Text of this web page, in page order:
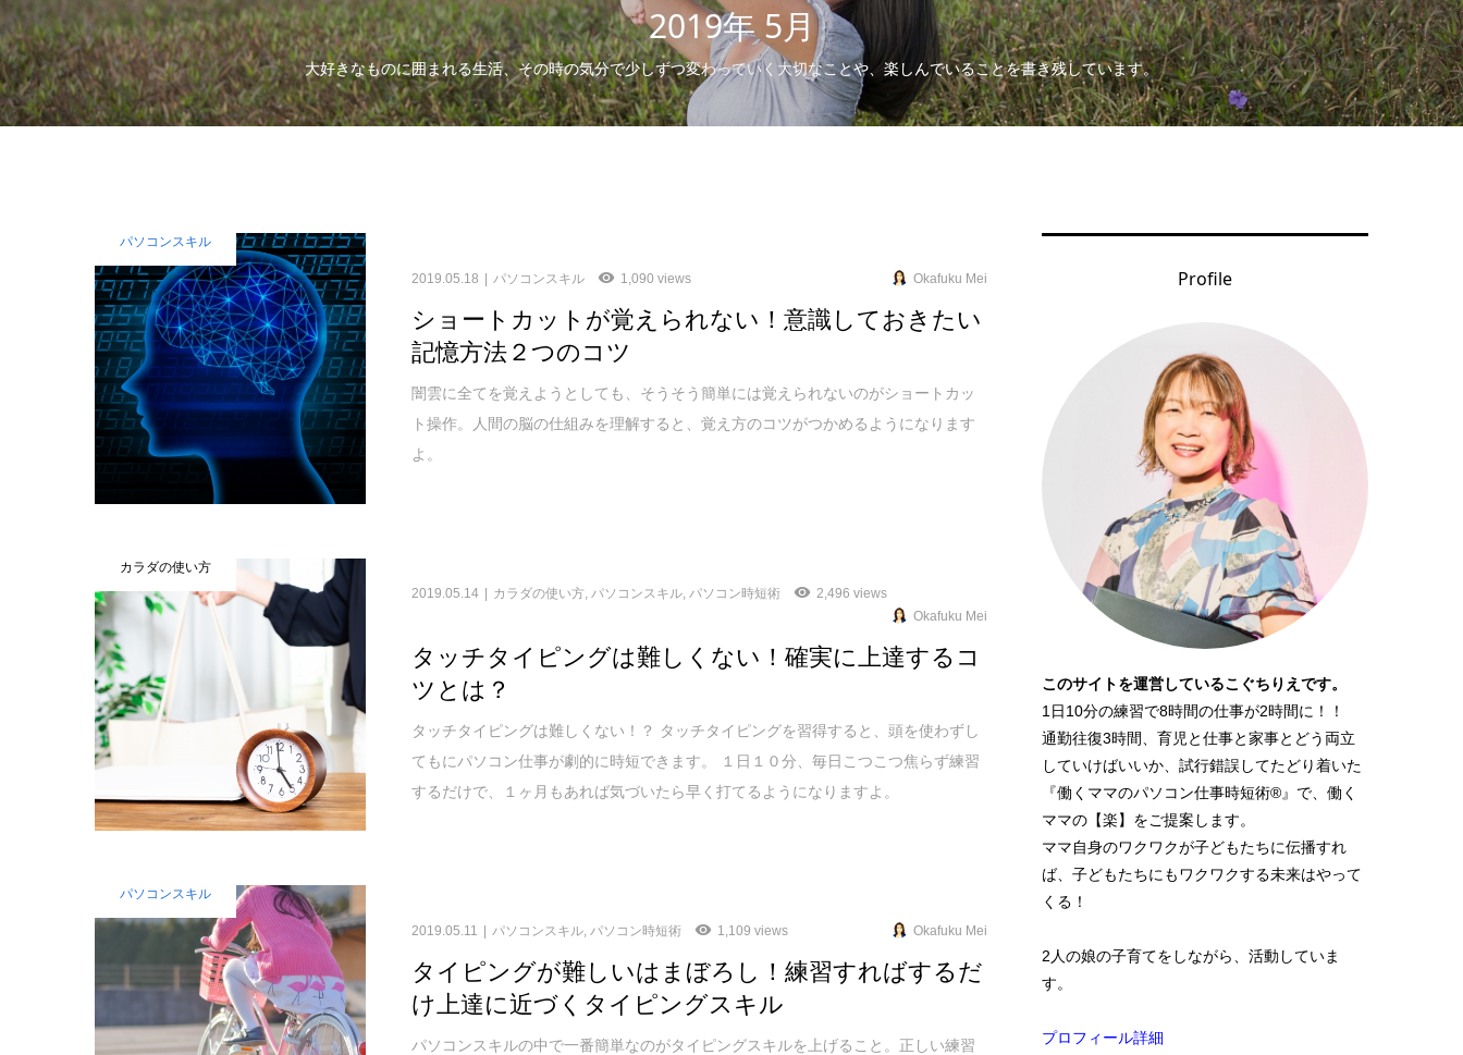
2019年 5月
大好きなものに囲まれる生活、その時の気分で少しずつ変わっていく大切なことや、楽しんでいることを書き残しています。
パソコンスキル
2019.05.18 パソコンスキル 1,090 views Okafuku Mei
ショートカットが覚えられない！意識しておきたい
記憶方法２つのコツ
闇雲に全てを覚えようとしても、そうそう簡単には覚えられないのがショートカッ
ト操作。人間の脳の仕組みを理解すると、覚え方のコツがつかめるようになります
よ。
カラダの使い方
2019.05.14
カラダの使い方,パソコンスキル,パソコン時短術
2,496 views
Okafuku Mei
タッチタイピングは難しくない！確実に上達するコ
ツとは？
タッチタイピングは難しくない！？ タッチタイピングを習得すると、頭を使わずし
てもにパソコン仕事が劇的に時短できます。 １日１０分、毎日こつこつ焦らず練習
するだけで、１ヶ月もあれば気づいたら早く打てるようになりますよ。
パソコンスキル
2019.05.11 パソコンスキル,パソコン時短術 1,109 views Okafuku Mei
タイピングが難しいはまぼろし！練習すればするだ
け上達に近づくタイピングスキル
パソコンスキルの中で一番簡単なのがタイピングスキルを上げること。正しい練習
Profile
このサイトを運営しているこぐちりえです。
1日10分の練習で8時間の仕事が2時間に！！
通勤往復3時間、育児と仕事と家事とどう両立
していけばいいか、試行錯誤してたどり着いた
『働くママのパソコン仕事時短術®』で、働く
ママの【楽】をご提案します。
ママ自身のワクワクが子どもたちに伝播すれ
ば、子どもたちにもワクワクする未来はやって
くる！
2人の娘の子育てをしながら、活動していま
す。
プロフィール詳細